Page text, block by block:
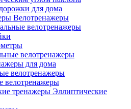
для дома
Велотренажеры
велотренажеры
велотренажеры
для дома
велотренажеры
велотренажеры
Эллиптические